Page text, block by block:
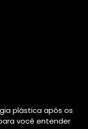
plástica após os
você entender